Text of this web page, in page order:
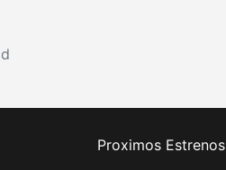
Proximos Estrenos